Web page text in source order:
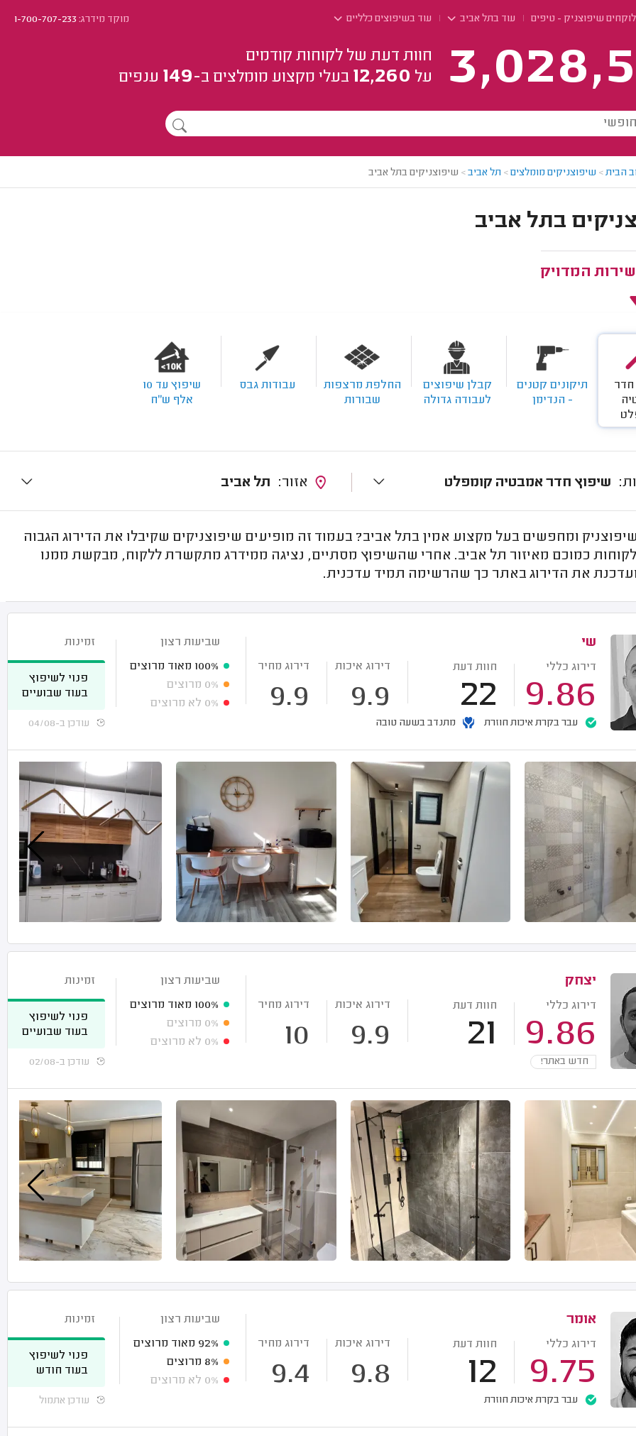
שיפוצניק - טיפים עוד בתל אביב עוד בשיפוצים כלליים מוקד מידרג:1-700-707-233
חוות דעת של לקוחות קודמים
על 12,260 בעלי מקצוע מומלצים ב-149 ענפים
הבית> שיפוצניקים מומלצים> תל אביב> שיפוצניקים בתל אביב
בתל אביב
המדויק
חדר
תיקונים קטנים
- הנדימן
קבלן שיפוצים
לעבודה גדולה
החלפת מרצפות
שבורות
עבודות גבס
שיפוץ עד 10
אלף ש"ח
שיפוץ חדר אמבטיה קומפלט תל אביב
ומחפשים בעל מקצוע אמין בתל אביב? בעמוד זה מופיעים שיפוצניקים שקיבלו את הדירוג הגבוה
כמוכם מאיזור תל אביב. אחרי שהשיפוץ מסתיים, נציגה ממידרג מתקשרת ללקוח, מבקשת ממנו
את הדירוג באתר כך שהרשימה תמיד עדכנית.
שי
דירוג כללי
9.86
חוות דעת
22
דירוג איכות
9.9
דירוג מחיר
9.9
עבר בקרת איכות חוזרת מתנדב בשעה טובה
שביעות רצון
100% מאוד מרוצים
0% מרוצים
0% לא מרוצים
זמינות
פנוי לשיפוץ
בעוד שבועיים
עודכן ב-04/08
יצחק
דירוג כללי
9.86
חוות דעת
21
דירוג איכות
9.9
דירוג מחיר
10
חדש באתר!
שביעות רצון
100% מאוד מרוצים
0% מרוצים
0% לא מרוצים
זמינות
פנוי לשיפוץ
בעוד שבועיים
עודכן ב-02/08
אומר
דירוג כללי
9.75
חוות דעת
12
דירוג איכות
9.8
דירוג מחיר
9.4
עבר בקרת איכות חוזרת
שביעות רצון
92% מאוד מרוצים
8% מרוצים
0% לא מרוצים
זמינות
פנוי לשיפוץ
בעוד חודש
עודכן אתמול